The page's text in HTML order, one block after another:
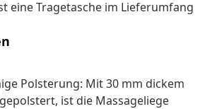
eine Tragetasche im Lieferumfang
Polsterung: Mit 30 mm dickem
ist die Massageliege